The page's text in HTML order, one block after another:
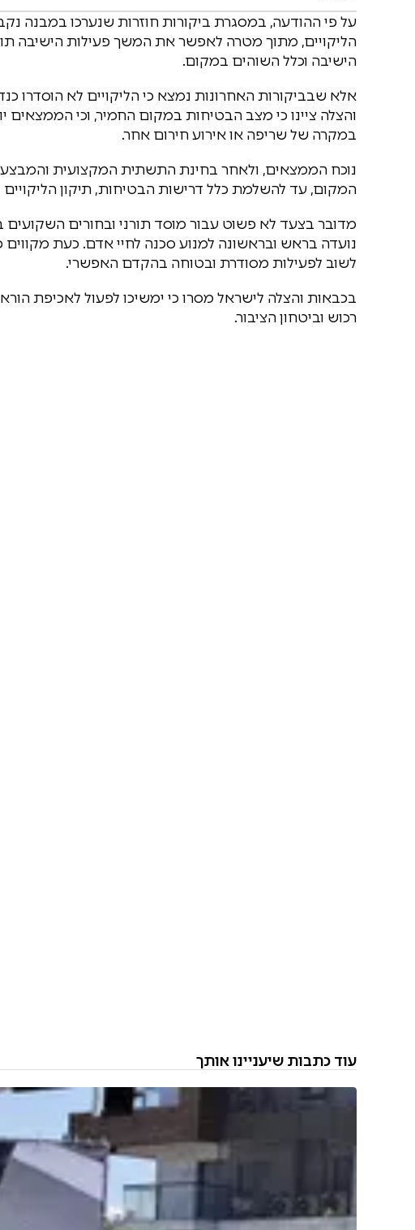
על פי ההודעה, במסגרת ביקורות חוזרות שנערכו במבנה
הליקויים, מתוך מטרה לאפשר את המשך פעילות הישיבה
הישיבה וכלל השוהים במקום.
אלא שבביקורות האחרונות נמצא כי הליקויים לא הוסדרו
והצלה ציינו כי מצב הבטיחות במקום החמיר, וכי
במקרה של שריפה או אירוע חירום אחר.
נוכח הממצאים, ולאחר בחינת התשתית המקצועית
המקום, עד להשלמת כלל דרישות הבטיחות, תיקון הליקויים
מדובר בצעד לא פשוט עבור מוסד תורני ובחורים השקועים
נועדה בראש ובראשונה למנוע סכנה לחיי אדם. כעת מקווים
לשוב לפעילות מסודרת ובטוחה בהקדם האפשרי.
בכבאות והצלה לישראל מסרו כי ימשיכו לפעול לאכיפת
רכוש וביטחון הציבור.
עוד כתבות שיעניינו אותך